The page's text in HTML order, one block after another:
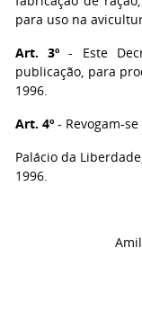
para uso na
Art. 3º - Este
publicação, para
1996.
Art. 4º - Revogam-
Palácio da
1996.